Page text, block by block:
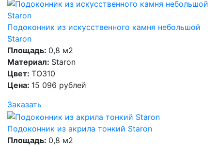
Подоконник из искусственного камня небольшой
Staron
Площадь: 0,8 м2
Материал: Staron
Цвет: TO310
Цена: 15 096 рублей
Заказать
Подоконник из акрила тонкий Staron
Площадь: 0,8 м2